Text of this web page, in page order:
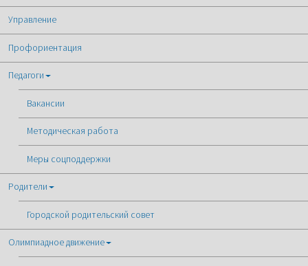
Управление
Профориентация
Педагоги
Вакансии
Методическая работа
Меры соцподдержки
Родители
Городской родительский совет
Олимпиадное движение